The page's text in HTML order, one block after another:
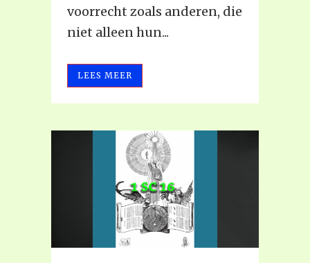
voorrecht zoals anderen, die
niet alleen hun...
LEES MEER